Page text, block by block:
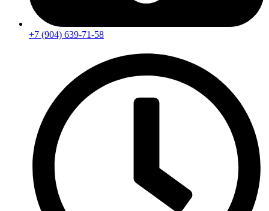
+7 (904) 639-71-58